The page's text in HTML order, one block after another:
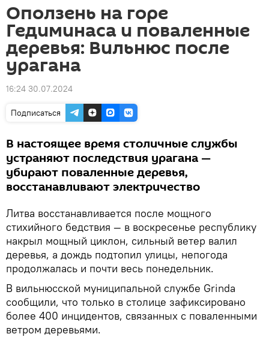
Оползень на горе
Гедиминаса и поваленные
деревья: Вильнюс после
урагана
16:24 30.07.2024
Подписаться
В настоящее время столичные службы
устраняют последствия урагана —
убирают поваленные деревья,
восстанавливают электричество
Литва восстанавливается после мощного
стихийного бедствия — в воскресенье республику
накрыл мощный циклон, сильный ветер валил
деревья, а дождь подтопил улицы, непогода
продолжалась и почти весь понедельник.
В вильнюсской муниципальной службе Grinda
сообщили, что только в столице зафиксировано
более 400 инцидентов, связанных с поваленными
ветром деревьями.